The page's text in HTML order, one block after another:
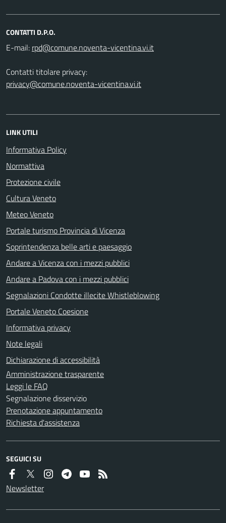
CONTATTI D.P.O.
E-mail:
Contatti titolare privacy:
privacy@comune.noventa-vicentina.vi.it
LINK UTILI
Informativa Policy
Normattiva
Protezione civile
Cultura Veneto
Meteo Veneto
Portale turismo Provincia di Vicenza
Soprintendenza belle arti e paesaggio
Andare a Vicenza con i mezzi pubblici
Andare a Padova con i mezzi pubblici
Segnalazioni Condotte illecite Whistleblowing
Portale Veneto Coesione
Informativa privacy
Note legali
Dichiarazione di accessibilità
Amministrazione trasparente
Leggi le FAQ
Segnalazione disservizio
Prenotazione appuntamento
Richiesta d'assistenza
SEGUICI SU
Newsletter